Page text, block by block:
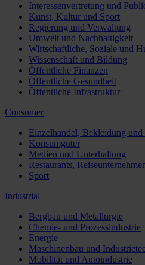
Interessenvertretung und
Kunst, Kultur und Sport
Regierung und Verwaltung
Umwelt und Nachhaltigkeit
Wirtschaftliche, Soziale und
Wissenschaft und Bildung
Öffentliche Finanzen
Öffentliche Gesundheit
Öffentliche Infrastruktur
Consumer
Einzelhandel, Bekleidung
Konsumgüter
Medien und Unterhaltung
Restaurants,
Sport
Industrial
Bergbau und Metallurgie
Chemie- und Prozessindustrie
Energie
Maschinenbau und
Mobilität und Autoindustrie